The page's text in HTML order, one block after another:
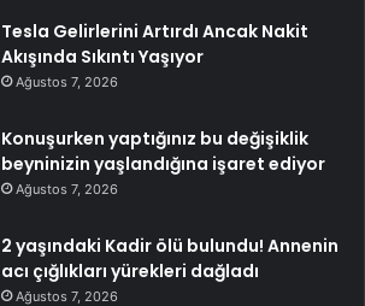
Tesla Gelirlerini Artırdı Ancak Nakit
Akışında Sıkıntı Yaşıyor
Ağustos 7, 2026
Konuşurken yaptığınız bu değişiklik
beyninizin yaşlandığına işaret ediyor
Ağustos 7, 2026
2 yaşındaki Kadir ölü bulundu! Annenin
acı çığlıkları yürekleri dağladı
Ağustos 7, 2026